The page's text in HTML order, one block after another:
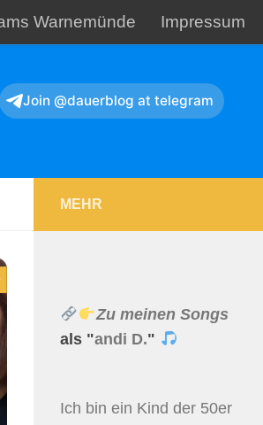
Warnemünde Impressum
Join @dauerblog at telegram
MEHR
Zu meinen Songs
als "andi D."
Ich bin ein Kind der 50er